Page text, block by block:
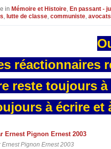
in Mémoire et Histoire En passant -
lutte de classe communiste avocats
réactionnaires
reste toujours à
à écrire et
Pignon Ernest 2003